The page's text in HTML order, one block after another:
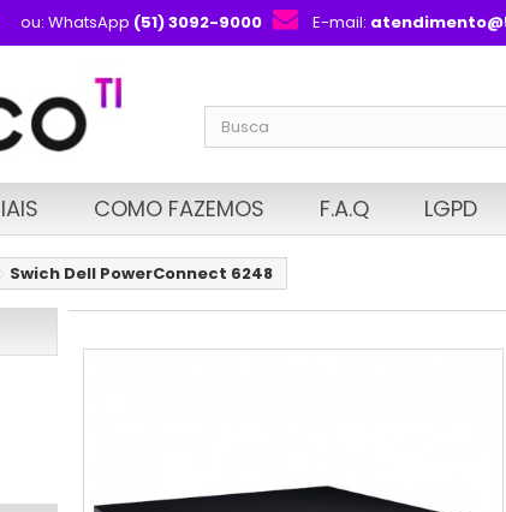
ou: WhatsApp (51) 3092-9000 E-mail:
COMO FAZEMOS F.A.Q LGPD
Swich Dell PowerConnect 6248